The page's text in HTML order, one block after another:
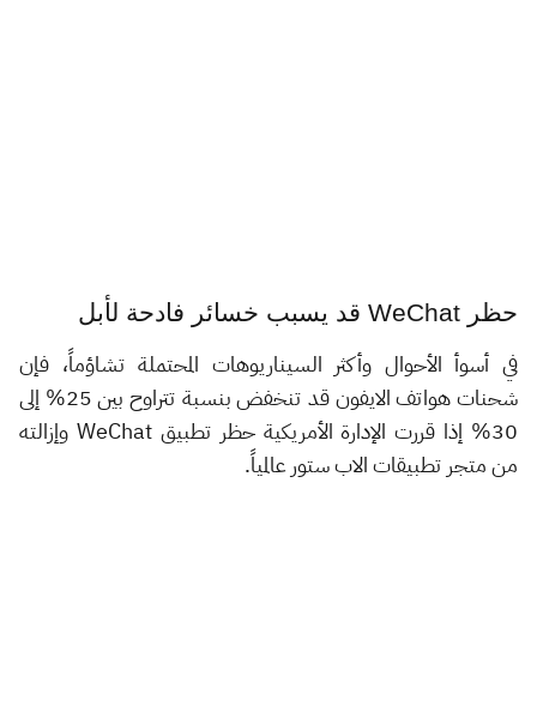
حظر WeChat قد يسبب خسائر فادحة لأبل
في أسوأ الأحوال وأكثر السيناريوهات المحتملة تشاؤماً، فإن
شحنات هواتف الايفون قد تنخفض بنسبة تتراوح بين 25% إلى
30% إذا قررت الإدارة الأمريكية حظر تطبيق WeChat وإزالته
من متجر تطبيقات الاب ستور عالمياً.